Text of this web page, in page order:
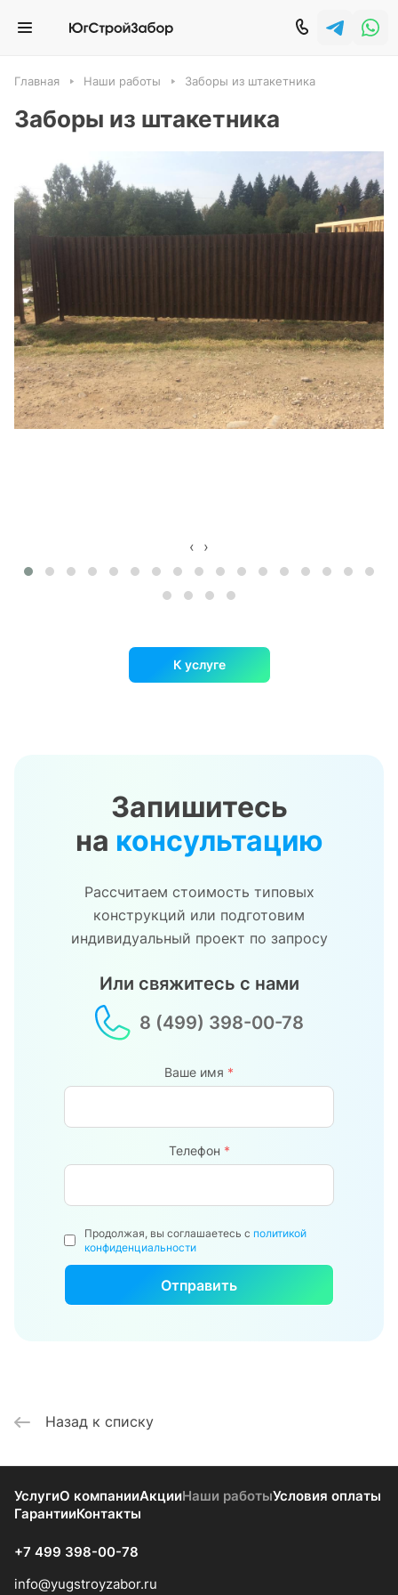
Главная Наши работы Заборы из штакетника
Заборы из штакетника
‹ ›
К услуге
Запишитесь
на консультацию
Рассчитаем стоимость типовых
конструкций или подготовим
индивидуальный проект по запросу
Или свяжитесь с нами
8 (499) 398-00-78
Ваше имя *
Телефон *
Продолжая, вы соглашаетесь с политикой
конфиденциальности
Назад к списку
УслугиО компанииАкцииНаши работыУсловия оплаты
ГарантииКонтакты
+7 499 398-00-78
info@yugstroyzabor.ru